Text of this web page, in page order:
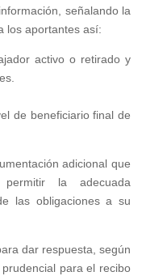
señalando la
los aportantes así:
activo o retirado y
de beneficiario final de
adicional que
la adecuada
las obligaciones a su
dar respuesta, según
para el recibo